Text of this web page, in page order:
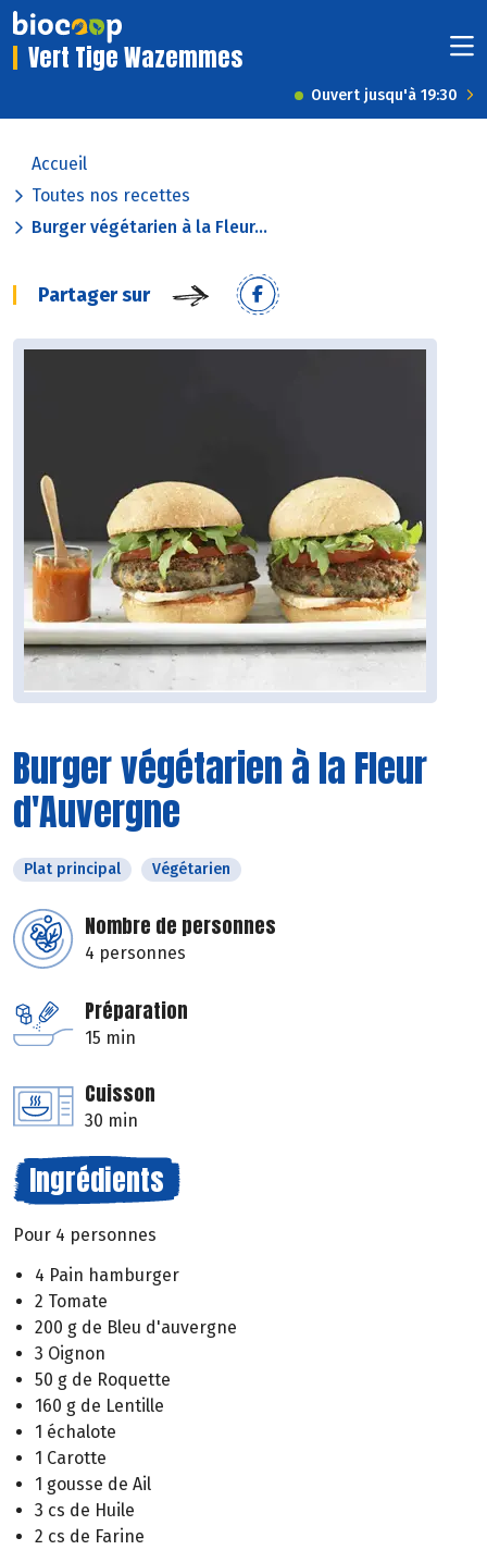
Vert Tige Wazemmes
Ouvert jusqu'à 19:30
Accueil
Toutes nos recettes
Burger végétarien à la Fleur...
Partager sur
Burger végétarien à la Fleur
d'Auvergne
Plat principal Végétarien
Nombre de personnes
4 personnes
Préparation
15 min
Cuisson
30 min
Ingrédients
Pour 4 personnes
4 Pain hamburger
2 Tomate
200 g de Bleu d'auvergne
3 Oignon
50 g de Roquette
160 g de Lentille
1 échalote
1 Carotte
1 gousse de Ail
3 cs de Huile
2 cs de Farine